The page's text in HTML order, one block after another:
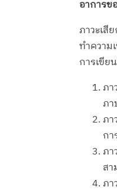
อาการข
ภาวะเสี
ทำความ
การเขีย
ภ
ภา
ภ
ก
ภา
ส
ภ